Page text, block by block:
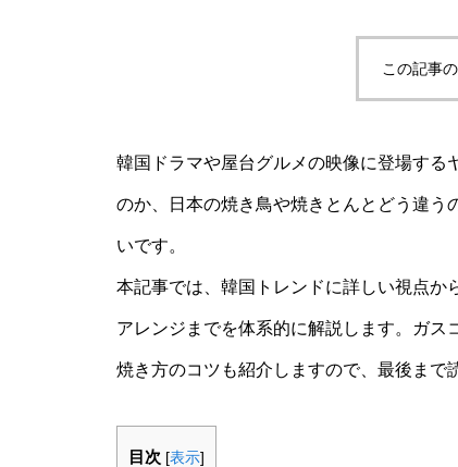
この記事
韓国ドラマや屋台グルメの映像に登場する
のか、日本の焼き鳥や焼きとんとどう違う
いです。
本記事では、韓国トレンドに詳しい視点か
アレンジまでを体系的に解説します。ガ
焼き方のコツも紹介しますので、最後まで
目次 [表示]